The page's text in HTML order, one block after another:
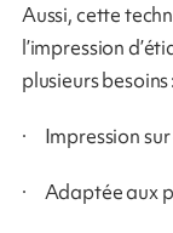
Aussi, cette
l’impression
plusieurs besoins :
· Impression sur
· Adaptée aux